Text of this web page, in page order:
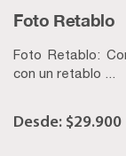
Foto Retablo
Foto Retablo:
con un retablo ...
$29.900